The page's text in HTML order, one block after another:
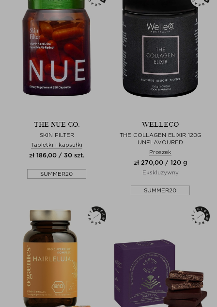
THE NUE CO.
SKIN FILTER
Tabletki i kapsułki
zł 186,00 / 30 szt.
SUMMER20
WELLECO
THE COLLAGEN ELIXIR 120G
UNFLAVOURED
Proszek
zł 270,00 / 120 g
Ekskluzywny
SUMMER20